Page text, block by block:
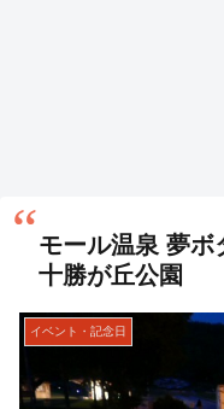
モール温泉 夢ボ
十勝が丘公園
イベント・記念日